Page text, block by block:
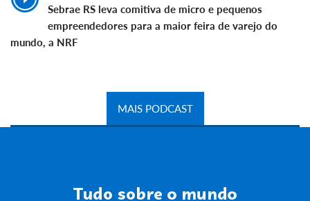
Sebrae RS leva comitiva de micro e pequenos
empreendedores para a maior feira de varejo do
mundo, a NRF
MAIS PODCAST